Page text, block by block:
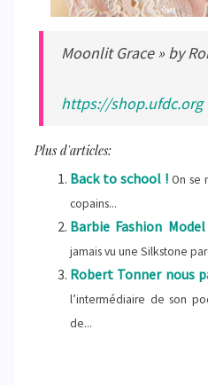
Moonlit Grace » by
https://shop.ufdc.org
Plus d'articles:
Back to school ! On se
copains...
Barbie Fashion
jamais vu une Silkstone
Robert Tonner nous
l’intermédiaire de son
de...